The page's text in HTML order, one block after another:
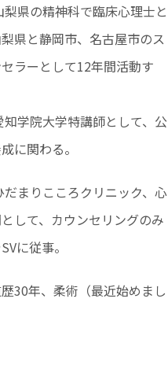
県の精神科で臨床心理士と
県と静岡市、名古屋市のス
ラーとして12年間活動す
学院大学特講師として、公
に関わる。
まりこころクリニック、心
して、カウンセリングのみ
に従事。
30年、柔術（最近始めまし